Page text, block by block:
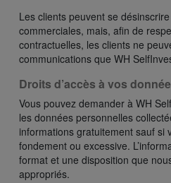
Les clients peuvent se
commerciales, mais, afin de
contractuelles, les clients ne
communications que WH
Droits d’accès à vos
Vous pouvez demander à WH
les données personnelles
informations gratuitement sauf si
fondement ou excessive.
format et une disposition que
appropriés.